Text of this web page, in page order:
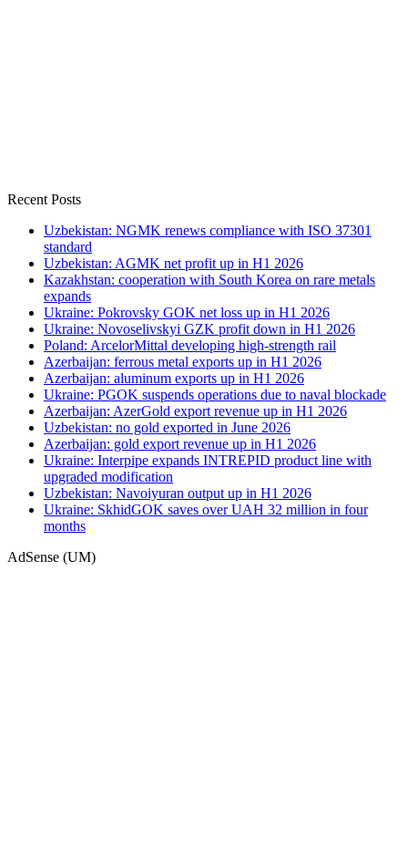
Recent Posts
Uzbekistan: NGMK renews compliance with ISO 37301
standard
Uzbekistan: AGMK net profit up in H1 2026
Kazakhstan: cooperation with South Korea on rare metals
expands
Ukraine: Pokrovsky GOK net loss up in H1 2026
Ukraine: Novoselivskyi GZK profit down in H1 2026
Poland: ArcelorMittal developing high-strength rail
Azerbaijan: ferrous metal exports up in H1 2026
Azerbaijan: aluminum exports up in H1 2026
Ukraine: PGOK suspends operations due to naval blockade
Azerbaijan: AzerGold export revenue up in H1 2026
Uzbekistan: no gold exported in June 2026
Azerbaijan: gold export revenue up in H1 2026
Ukraine: Interpipe expands INTREPID product line with
upgraded modification
Uzbekistan: Navoiyuran output up in H1 2026
Ukraine: SkhidGOK saves over UAH 32 million in four
months
AdSense (UM)